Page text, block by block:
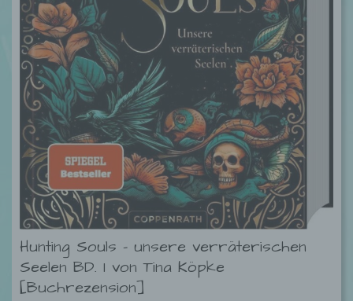
Hunting Souls – unsere verräterischen
Seelen BD. 1 von Tina Köpke
[Buchrezension]